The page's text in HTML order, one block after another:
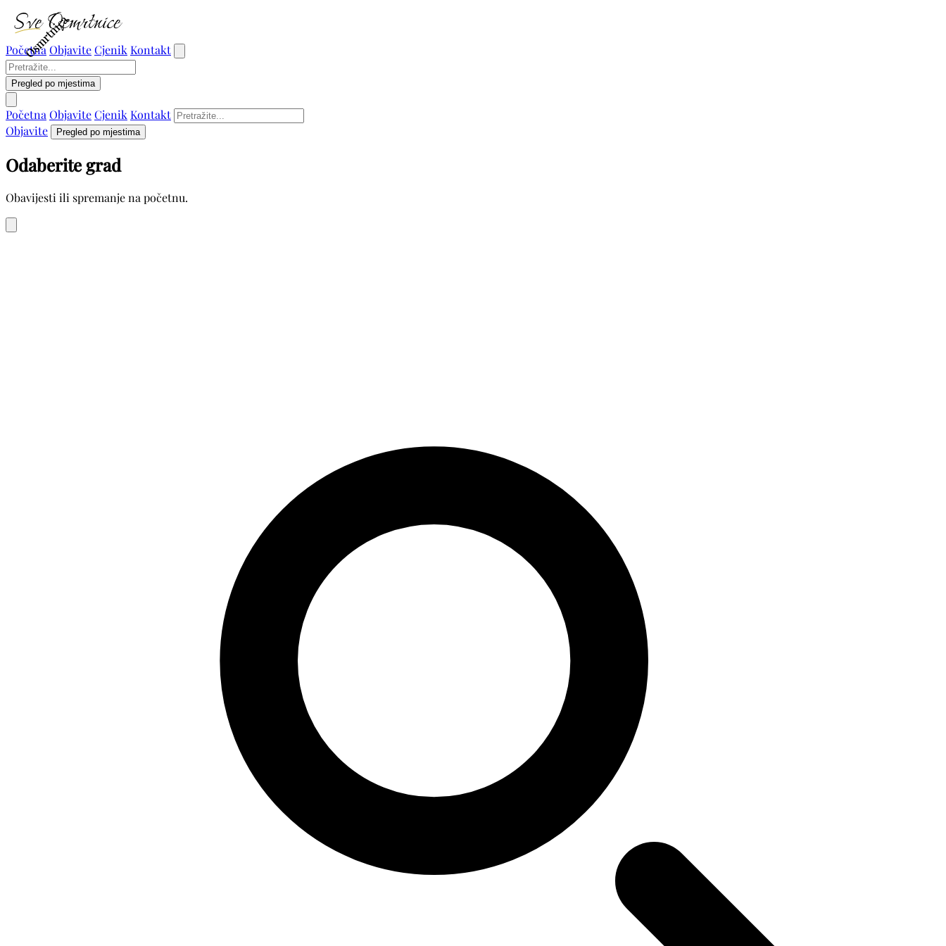
Početna ObjaviteCjenik Kontakt
Pregled po mjestima
Početna ObjaviteCjenik Kontakt
Objavite
Pregled po mjestima
Odaberite grad
Obavijesti ili spremanje na početnu.
Osmrtnica
Osmrtnica